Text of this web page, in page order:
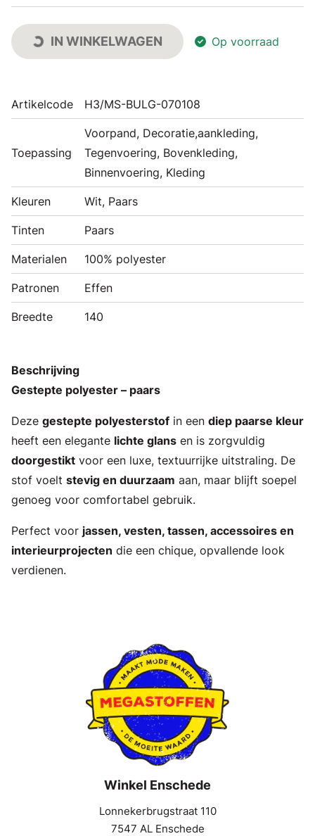
IN WINKELWAGEN Op voorraad
Artikelcode H3/MS-BULG-070108
Toepassing
Voorpand, Decoratie,aankleding,
Tegenvoering, Bovenkleding,
Binnenvoering, Kleding
Kleuren Wit, Paars
Tinten Paars
Materialen 100% polyester
Patronen Effen
Breedte 140
Beschrijving
Gestepte polyester – paars
Deze gestepte polyesterstof in een diep paarse kleur
heeft een elegante lichte glans en is zorgvuldig
doorgestikt voor een luxe, textuurrijke uitstraling. De
stof voelt stevig en duurzaam aan, maar blijft soepel
genoeg voor comfortabel gebruik.
Perfect voor jassen, vesten, tassen, accessoires en
interieurprojecten die een chique, opvallende look
verdienen.
Winkel Enschede
Lonnekerbrugstraat 110
7547 AL Enschede